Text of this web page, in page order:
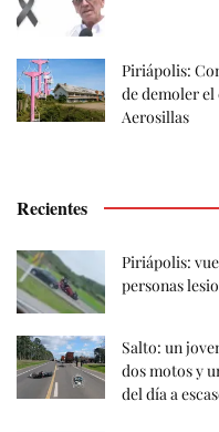
Piriápolis:
de demoler el
Aerosillas
Recientes
Piriápolis:
personas
Salto: un
dos motos y
del día a